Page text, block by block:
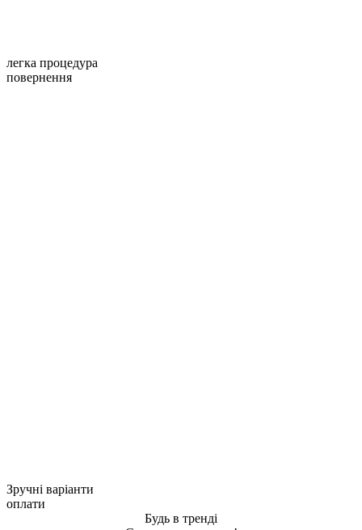
легка процедура
повернення
Зручні варіанти
оплати
Будь в тренді